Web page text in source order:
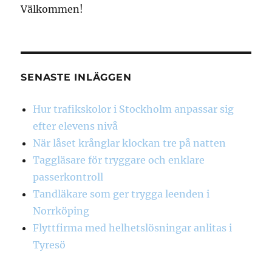
Välkommen!
SENASTE INLÄGGEN
Hur trafikskolor i Stockholm anpassar sig
efter elevens nivå
När låset krånglar klockan tre på natten
Taggläsare för tryggare och enklare
passerkontroll
Tandläkare som ger trygga leenden i
Norrköping
Flyttfirma med helhetslösningar anlitas i
Tyresö